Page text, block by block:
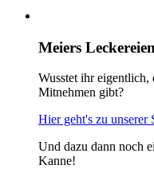
Meiers
Wusstet ihr eigentlich,
Mitnehmen gibt?
Hier geht's zu unserer
Und dazu dann noch
Kanne!